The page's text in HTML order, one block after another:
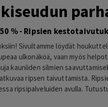
% - Ripsien
Sivultamme löydät
ulkonäköä, vaan myös
kauniiden silmien
ripsen taivuttamista.
ripsipalveluiden avulla.